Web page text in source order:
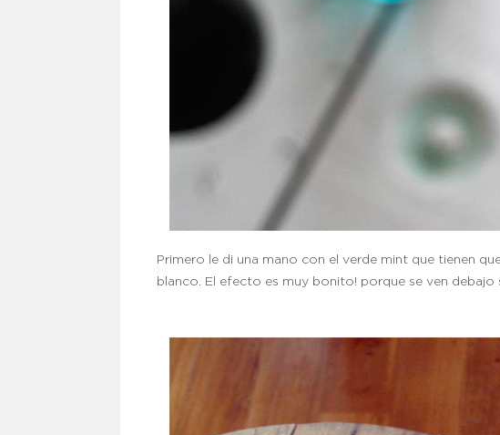
Primero le di una mano con el verde mint que tienen
blanco. El efecto es muy bonito! porque se ven debajo